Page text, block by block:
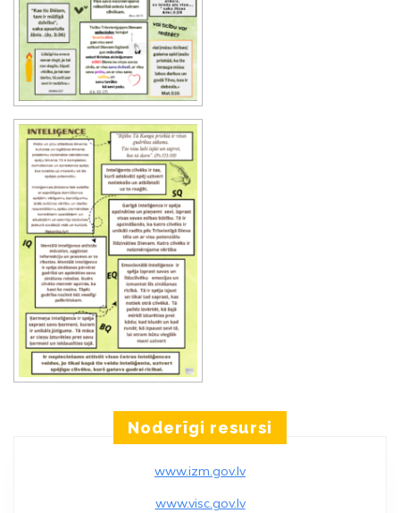
Noderīgi resursi
www.izm.gov.lv
www.visc.gov.lv